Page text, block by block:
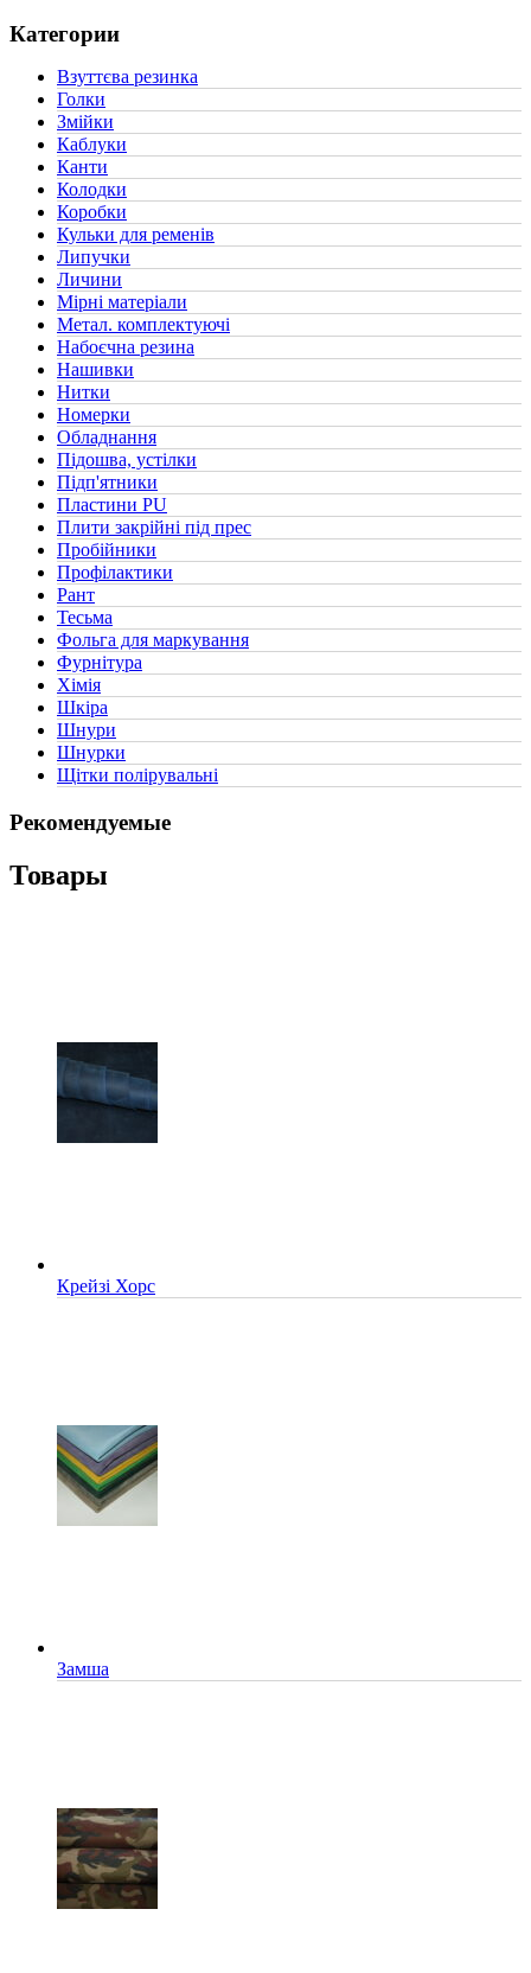
Категории
Взуттєва резинка
Голки
Змійки
Каблуки
Канти
Колодки
Коробки
Кульки для ременів
Липучки
Личини
Мірні матеріали
Метал. комплектуючі
Набоєчна резина
Нашивки
Нитки
Номерки
Обладнання
Підошва, устілки
Підп'ятники
Пластини PU
Плити закрійні під прес
Пробійники
Профілактики
Рант
Тесьма
Фольга для маркування
Фурнітура
Хімія
Шкіра
Шнури
Шнурки
Щітки полірувальні
Рекомендуемые
Товары
Крейзі Хорс
Замша